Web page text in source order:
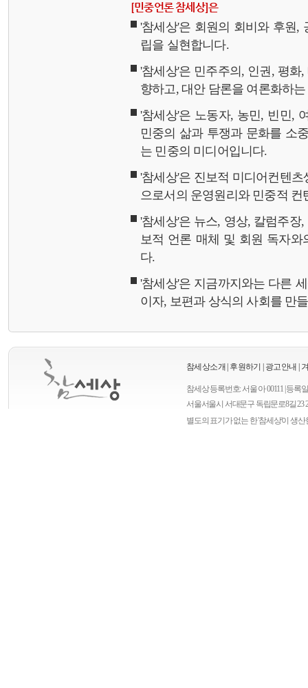
[민중언론 참세상]은
'참세상'은 회원의 회비와 후원,
립을 실현합니다.
'참세상'은 민주주의, 인권, 평
향하고, 대안 담론을 여론화하
'참세상'은 노동자, 농민, 빈민,
민중의 삶과 투쟁과 문화를 소
는 민중의 미디어입니다.
'참세상'은 진보적 미디어컨텐
으로서의 운영원리와 민중적
'참세상'은 뉴스, 영상, 칼럼주
보적 언론 매체 및 회원 독자와
다.
'참세상'은 지금까지와는 다른
이자, 보편과 상식의 사회를 만
참세상소개 후원하기 광고안내
참세상 등록번호: 서울 아 00111 | 등록
서울서울시 서대문구 독립문로8길 23
별도의 표기가 없는 한 '참세상'이 생